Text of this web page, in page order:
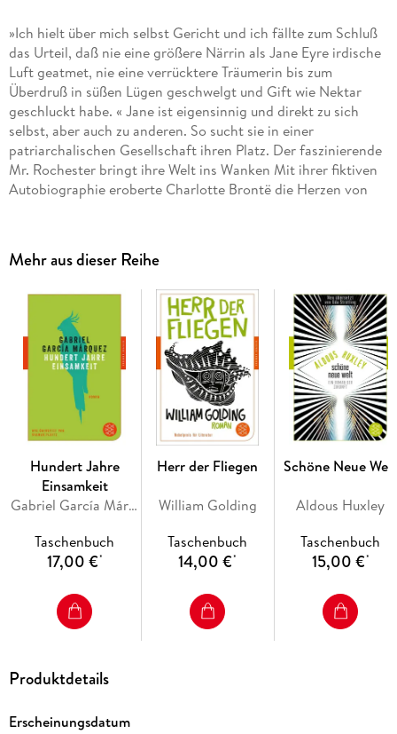
»Ich hielt über mich selbst Gericht und ich fällte zum Schluß
das Urteil, daß nie eine größere Närrin als Jane Eyre irdische
Luft geatmet, nie eine verrücktere Träumerin bis zum
Überdruß in süßen Lügen geschwelgt und Gift wie Nektar
geschluckt habe. « Jane ist eigensinnig und direkt zu sich
selbst, aber auch zu anderen. So sucht sie in einer
patriarchalischen Gesellschaft ihren Platz. Der faszinierende
Mr. Rochester bringt ihre Welt ins Wanken Mit ihrer fiktiven
Autobiographie eroberte Charlotte Brontë die Herzen von
Mit dem Werkbeitrag aus Kindlers Literatur Lexikon.
Mit Daten zu Leben und Werk, exklusiv verfasst von der
Redaktion der Zeitschrift für Literatur TEXT + KRITIK.
Mehr aus dieser Reihe
Hundert Jahre
Einsamkeit
Gabriel García Márquez
Taschenbuch
17,00 €*
Herr der Fliegen
William Golding
Taschenbuch
14,00 €*
Schöne Neue Welt
Aldous Huxley
Taschenbuch
15,00 €*
Produktdetails
Erscheinungsdatum